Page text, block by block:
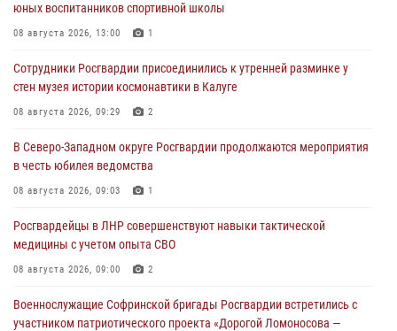
юных воспитанников спортивной школы
08 августа 2026, 13:00 1
Сотрудники Росгвардии присоединились к утренней разминке у
стен музея истории космонавтики в Калуге
08 августа 2026, 09:29 2
В Северо-Западном округе Росгвардии продолжаются мероприятия
в честь юбилея ведомства
08 августа 2026, 09:03 1
Росгвардейцы в ЛНР совершенствуют навыки тактической
медицины с учетом опыта СВО
08 августа 2026, 09:00 2
Военнослужащие Софринской бригады Росгвардии встретились с
участником патриотического проекта «Дорогой Ломоносова —